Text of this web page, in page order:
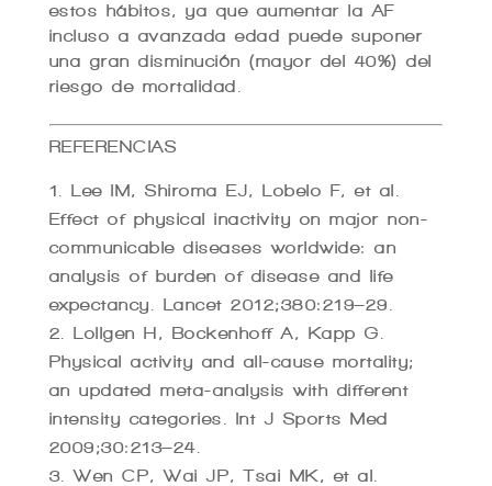
estos hábitos, ya que aumentar la AF
incluso a avanzada edad puede suponer
una gran disminución (mayor del 40%) del
riesgo de mortalidad.
REFERENCIAS
Lee IM, Shiroma EJ, Lobelo F, et al.
Effect of physical inactivity on major non-
communicable diseases worldwide: an
analysis of burden of disease and life
expectancy. Lancet 2012;380:219–29.
Lollgen H, Bockenhoff A, Kapp G.
Physical activity and all-cause mortality;
an updated meta-analysis with different
intensity categories. Int J Sports Med
2009;30:213–24.
Wen CP, Wai JP, Tsai MK, et al.